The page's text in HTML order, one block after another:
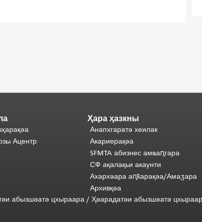
Ацентр
Ҳара ҳазкны
Анапхгаратә хеилак
Акариерақәа
SFMTA абизнес амҩаԥгара
СФ ақалақьи акаунти
Ахархәара аԥҟарақәа/Амаӡара
Архивқәа
абызшәатә цхыраара / Ҳәарадатәи абызшәатә